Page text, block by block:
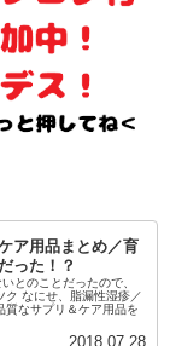
ア用品まとめ／育
った！？
とのことだったので、
ク なにせ、脂漏性湿疹／
なサプリ＆ケア用品を
2018.07.28